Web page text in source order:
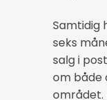
Samtidig
seks
salg i
om både
området.